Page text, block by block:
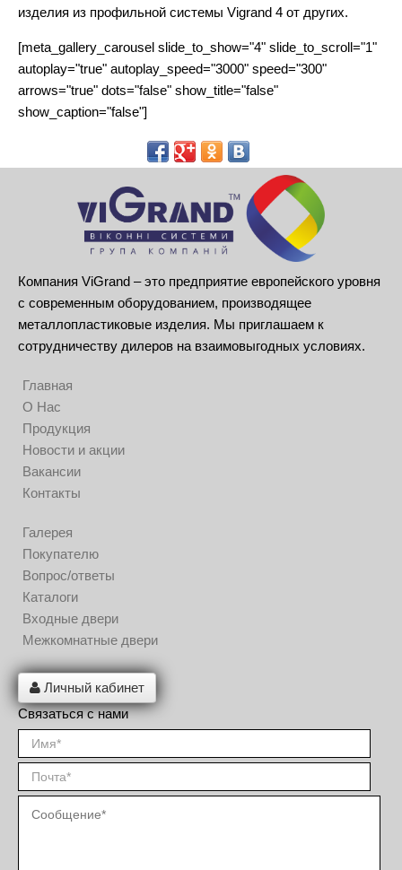
изделия из профильной системы Vigrand 4 от других.
[meta_gallery_carousel slide_to_show="4" slide_to_scroll="1"
autoplay="true" autoplay_speed="3000" speed="300"
arrows="true" dots="false" show_title="false"
show_caption="false"]
Компания ViGrand – это предприятие европейского уровня
с современным оборудованием, производящее
металлопластиковые изделия. Мы приглашаем к
сотрудничеству дилеров на взаимовыгодных условиях.
Главная
О Нас
Продукция
Новости и акции
Вакансии
Контакты
Галерея
Покупателю
Вопрос/ответы
Каталоги
Входные двери
Межкомнатные двери
Личный кабинет
Связаться с нами